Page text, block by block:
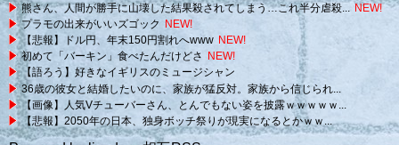
熊さん、人間が勝手に山壊した結果殺されてしまう…これ半分虐殺...
NEW!
プラモの出来がいいズゴック
NEW!
【悲報】ドル円、年末150円割れへwww NEW!
初めて「バーキン」食べたんだけどさ
NEW!
【語ろう】好きなイギリスのミュージシャン
36歳の彼女と結婚したいのに、家族が猛反対。家族から信じられ...
【画像】人気Vチューバーさん、とんでもない姿を披露ｗｗｗｗｗ...
【悲報】2050年の日本、独身ボッチ祭りが現実になるとかｗｗ...